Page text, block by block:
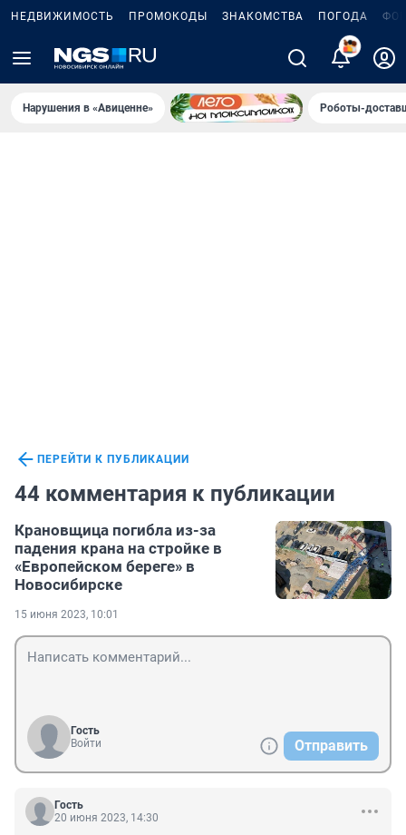
НЕДВИЖИМОСТЬ ПРОМОКОДЫ ЗНАКОМСТВА ПОГОДА
Нарушения в «Авиценне» Роботы-
ПЕРЕЙТИ К ПУБЛИКАЦИИ
44 комментария к публикации
Крановщица погибла из-за
падения крана на стройке в
«Европейском береге» в
Новосибирске
15 июня 2023, 10:01
Гость
Войти
Отправить
Гость
20 июня 2023, 14:30